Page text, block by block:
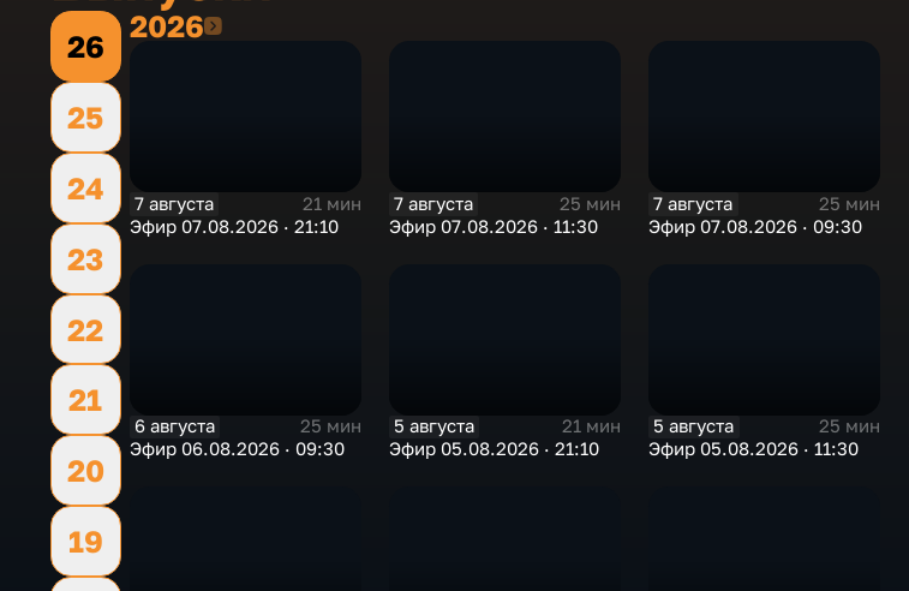
26
25
24
23
22
21
20
19
20262026
7 августа
21 мин
Эфир 07.08.2026 · 21:10
7 августа
25 мин
Эфир 07.08.2026 · 11:30
7 августа
25 мин
Эфир 07.08.2026 · 09:30
6 августа
25 мин
Эфир 06.08.2026 · 09:30
5 августа
21 мин
Эфир 05.08.2026 · 21:10
5 августа
25 мин
Эфир 05.08.2026 · 11:30